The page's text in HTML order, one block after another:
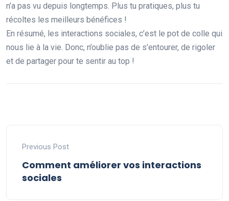
n’a pas vu depuis longtemps. Plus tu pratiques, plus tu
récoltes les meilleurs bénéfices !
En résumé, les interactions sociales, c’est le pot de colle qui
nous lie à la vie. Donc, n’oublie pas de s’entourer, de rigoler
et de partager pour te sentir au top !
Previous Post
Comment améliorer vos interactions
sociales